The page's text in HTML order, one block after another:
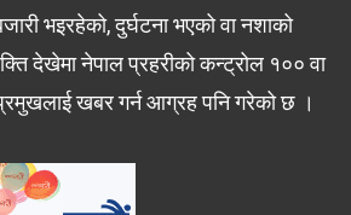
भइरहेको, दुर्घटना भएको वा नशाको
देखेमा नेपाल प्रहरीको कन्ट्रोल १०० वा
खबर गर्न आग्रह पनि गरेको छ ।